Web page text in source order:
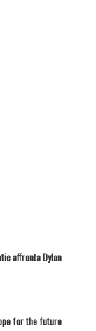
affronta Dylan
for the future